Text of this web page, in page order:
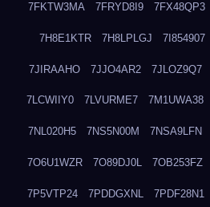
7FKTW3MA 7FRYD8I9 7FX48QP3
7H8E1KTR 7H8LPLGJ 7I854907
7JIRAAHO 7JJO4AR2 7JLOZ9Q7
7LCWIIY0 7LVURME7 7M1UWA38
7NL020H5 7NS5N00M 7NSA9LFN
7O6U1WZR 7O89DJ0L 7OB253FZ
7P5VTP24 7PDDGXNL 7PDF28N1